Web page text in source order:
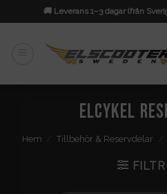
to
🚚 Leverans 1–3 dagar (från
Elcykel
Hem Tillbehör & Reservdelar